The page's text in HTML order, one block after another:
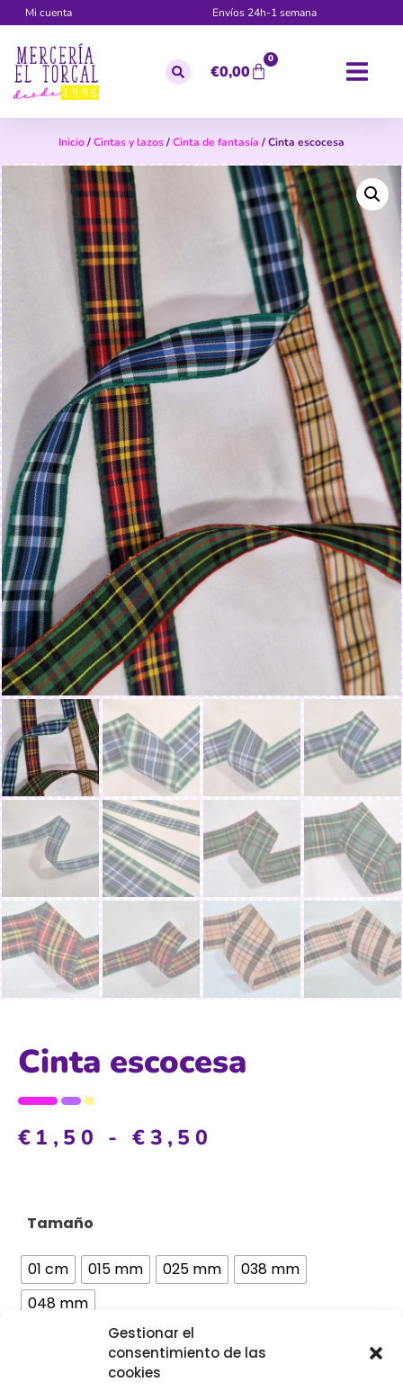
Gestionar el
consentimiento de las
cookies
Mi cuenta Envíos 24h-1 semana
€0,00
0
Inicio/Cintas y lazos/Cinta de fantasía / Cinta escocesa
Cinta escocesa
€ 1,50 - € 3,50
Tamaño
01 cm 015 mm 025 mm
038 mm
048 mm